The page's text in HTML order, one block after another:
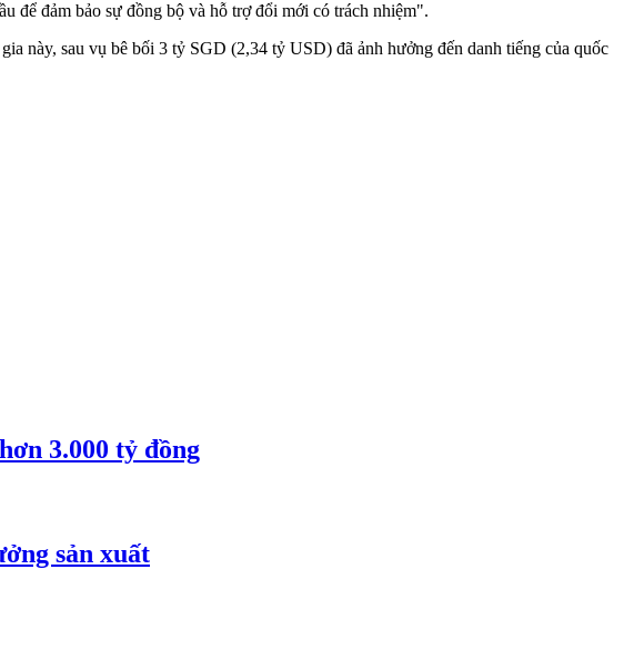
để đảm bảo sự đồng bộ và hỗ trợ đổi mới có trách nhiệm".
này, sau vụ bê bối 3 tỷ SGD (2,34 tỷ USD) đã ảnh hưởng đến danh tiếng của quốc
3.000 tỷ đồng
sản xuất